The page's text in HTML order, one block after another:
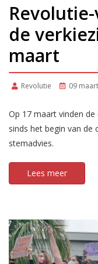
de
maart
Revolutie 09
Op 17 maart vinden
sinds het begin van de
stemadvies.
Lees meer